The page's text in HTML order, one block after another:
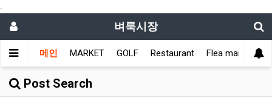
.
벼룩시장
메인 MARKET GOLF Restaurant Flea market
Post Search